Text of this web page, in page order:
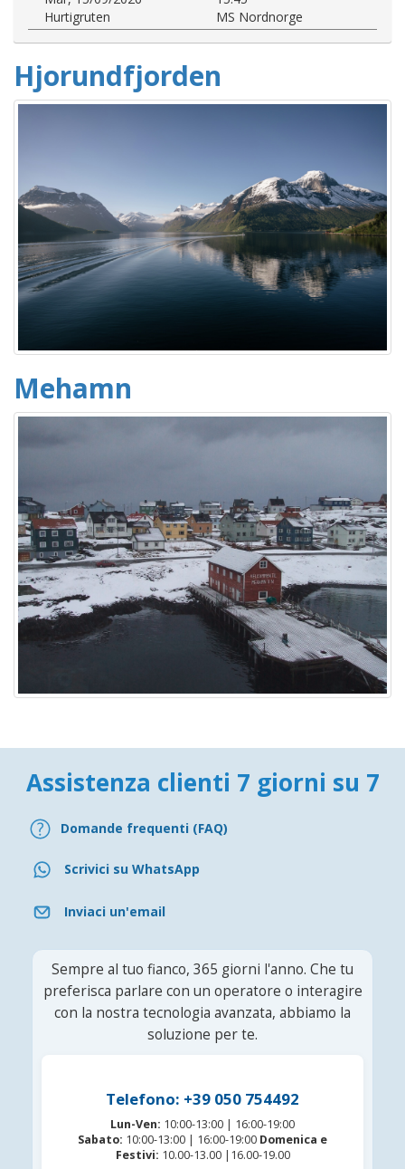
Hurtigruten
MS Nordnorge
Hjorundfjorden
Mehamn
Assistenza clienti 7 giorni su 7
Domande frequenti (FAQ)
Scrivici su WhatsApp
Inviaci un'email
Sempre al tuo fianco, 365 giorni l'anno. Che tu
preferisca parlare con un operatore o interagire
con la nostra tecnologia avanzata, abbiamo la
soluzione per te.
Telefono: +39 050 754492
Lun-Ven: 10:00-13:00 | 16:00-19:00
Sabato: 10:00-13:00 | 16:00-19:00 Domenica e
Festivi: 10.00-13.00 |16.00-19.00